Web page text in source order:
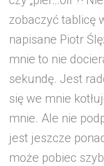
zobaczyć tablicę
napisane Piotr
mnie to nie
sekundę. Jest
się we mnie
mnie. Ale nie
jest jeszcze
może pobiec